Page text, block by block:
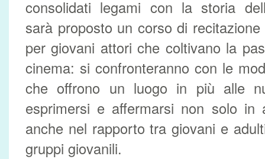
consolidati legami con la storia
sarà proposto un corso di
per giovani attori che coltivano la
cinema: si confronteranno con le
che offrono un luogo in più alle
esprimersi e affermarsi non solo in
anche nel rapporto tra giovani e
gruppi giovanili.